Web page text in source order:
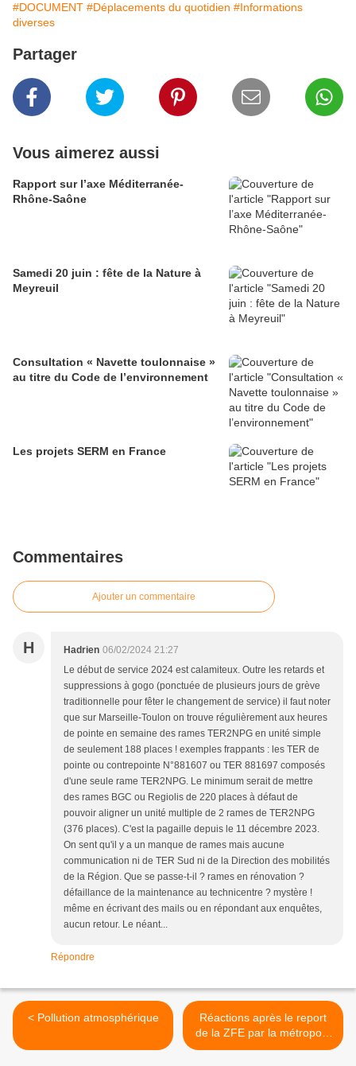
#DOCUMENT #Déplacements du quotidien #Informations
diverses
Partager
Vous aimerez aussi
Rapport sur l’axe Méditerranée-
Rhône-Saône
Samedi 20 juin : fête de la Nature à
Meyreuil
Consultation « Navette toulonnaise »
au titre du Code de l’environnement
Les projets SERM en France
Commentaires
Ajouter un commentaire
H Hadrien 06/02/2024 21:27
Le début de service 2024 est calamiteux. Outre les retards et
suppressions à gogo (ponctuée de plusieurs jours de grève
traditionnelle pour fêter le changement de service) il faut noter
que sur Marseille-Toulon on trouve régulièrement aux heures
de pointe en semaine des rames TER2NPG en unité simple
de seulement 188 places ! exemples frappants : les TER de
pointe ou contrepointe N°881607 ou TER 881697 composés
d'une seule rame TER2NPG. Le minimum serait de mettre
des rames BGC ou Regiolis de 220 places à défaut de
pouvoir aligner un unité multiple de 2 rames de TER2NPG
(376 places). C'est la pagaille depuis le 11 décembre 2023.
On sent qu'il y a un manque de rames mais aucune
communication ni de TER Sud ni de la Direction des mobilités
de la Région. Que se passe-t-il ? rames en rénovation ?
défaillance de la maintenance au technicentre ? mystère !
même en écrivant des mails ou en répondant aux enquêtes,
aucun retour. Le néant...
Répondre
< Pollution atmosphérique
Réactions après le report
de la ZFE par la métropole
Aix Marseille Provence >